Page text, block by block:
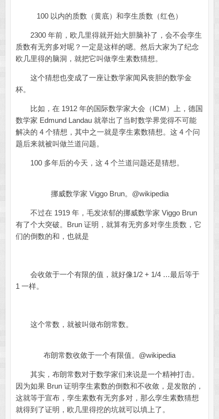
100 以内的质数（黄底）和孪生质数（红色）
2300 年前，欧几里得就开始大胆脑补了，会不会孪生
质数有无穷多对呢？一定是这样的嗯。然后大家为了纪念
欧几里得的脑洞，就把它叫做孪生素数猜想。
这个猜想也变成了一座让数学家闻风丧胆的数学金
杯。
比如，在 1912 年的国际数学家大会（ICM）上，德国
数学家 Edmund Landau 就举出了当时数学界觉得不可能
解决的 4 个猜想，其中之一就是孪生素数猜想。这 4 个问
题后来就被叫做兰道问题。
100 多年后的今天，这 4 个兰道问题还是猜想。
挪威数学家 Viggo Brun。@wikipedia
不过在 1919 年，毛发浓郁的挪威数学家 Viggo Brun
有了个大突破。Brun 证明，就算有无穷多对孪生质数，它
们的倒数的和，也就是
会收敛于一个有限的值，就好像1/2 + 1/4 …最后等于
1 一样。
这个常数，就被叫做布朗常数。
布朗常数收敛于一个有限值。@wikipedia
其实，布朗常数对于数学家们来说是一个精神打击。
因为如果 Brun 证明孪生素数的倒数和不收敛，是发散的，
这就等于宣布，孪生素数有无穷多对，那么孪生素数猜想
就得到了证明，欧几里得挖的坑就可以填上了。